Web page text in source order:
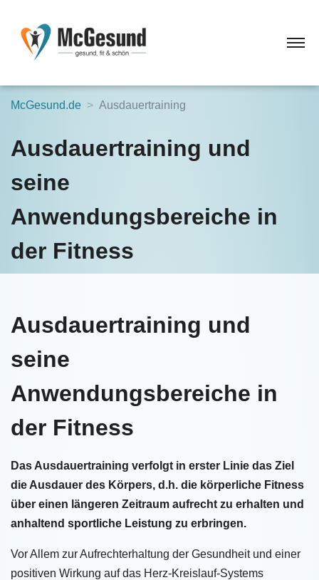
McGesund.de Ausdauertraining
Ausdauertraining und
seine
Anwendungsbereiche in
der Fitness
Ausdauertraining und
seine
Anwendungsbereiche in
der Fitness
Das Ausdauertraining verfolgt in erster Linie das Ziel
die Ausdauer des Körpers, d.h. die körperliche Fitness
über einen längeren Zeitraum aufrecht zu erhalten und
anhaltend sportliche Leistung zu erbringen.
Vor Allem zur Aufrechterhaltung der Gesundheit und einer
positiven Wirkung auf das Herz-Kreislauf-Systems